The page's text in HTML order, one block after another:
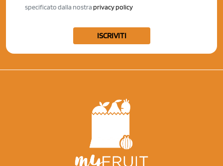
specificato dalla nostra privacy policy
ISCRIVITI